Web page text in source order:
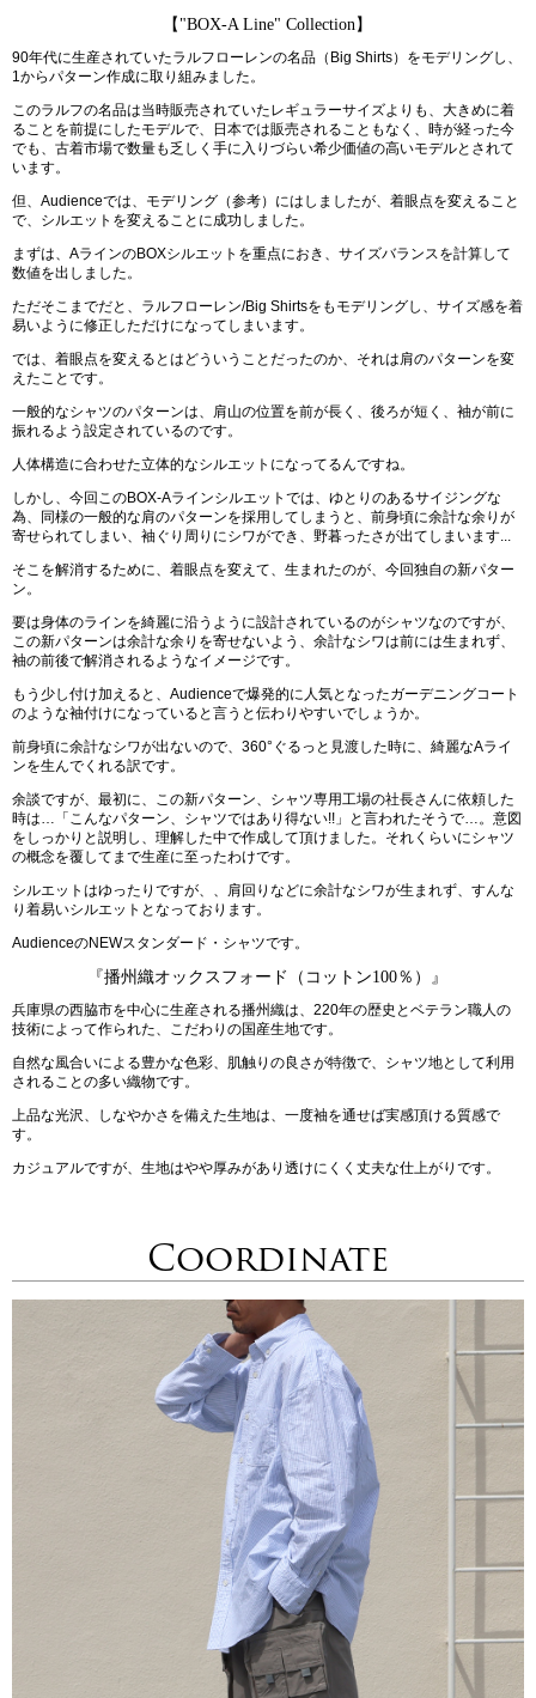
【"BOX-A Line" Collection】
90年代に生産されていたラルフローレンの名品（Big Shirts）をモデリングし、
1からパターン作成に取り組みました。
このラルフの名品は当時販売されていたレギュラーサイズよりも、大きめに着
ることを前提にしたモデルで、日本では販売されることもなく、時が経った今
でも、古着市場で数量も乏しく手に入りづらい希少価値の高いモデルとされて
います。
但、Audienceでは、モデリング（参考）にはしましたが、着眼点を変えること
で、シルエットを変えることに成功しました。
まずは、AラインのBOXシルエットを重点におき、サイズバランスを計算して
数値を出しました。
ただそこまでだと、ラルフローレン/Big Shirtsをもモデリングし、サイズ感を着
易いように修正しただけになってしまいます。
では、着眼点を変えるとはどういうことだったのか、それは肩のパターンを変
えたことです。
一般的なシャツのパターンは、肩山の位置を前が長く、後ろが短く、袖が前に
振れるよう設定されているのです。
人体構造に合わせた立体的なシルエットになってるんですね。
しかし、今回このBOX-Aラインシルエットでは、ゆとりのあるサイジングな
為、同様の一般的な肩のパターンを採用してしまうと、前身頃に余計な余りが
寄せられてしまい、袖ぐり周りにシワができ、野暮ったさが出てしまいます...
そこを解消するために、着眼点を変えて、生まれたのが、今回独自の新パター
ン。
要は身体のラインを綺麗に沿うように設計されているのがシャツなのですが、
この新パターンは余計な余りを寄せないよう、余計なシワは前には生まれず、
袖の前後で解消されるようなイメージです。
もう少し付け加えると、Audienceで爆発的に人気となったガーデニングコート
のような袖付けになっていると言うと伝わりやすいでしょうか。
前身頃に余計なシワが出ないので、360°ぐるっと見渡した時に、綺麗なAライ
ンを生んでくれる訳です。
余談ですが、最初に、この新パターン、シャツ専用工場の社長さんに依頼した
時は…「こんなパターン、シャツではあり得ない!!」と言われたそうで…。意図
をしっかりと説明し、理解した中で作成して頂けました。それくらいにシャツ
の概念を覆してまで生産に至ったわけです。
シルエットはゆったりですが、、肩回りなどに余計なシワが生まれず、すんな
り着易いシルエットとなっております。
AudienceのNEWスタンダード・シャツです。
『播州織オックスフォード（コットン100％）』
兵庫県の西脇市を中心に生産される播州織は、220年の歴史とベテラン職人の
技術によって作られた、こだわりの国産生地です。
自然な風合いによる豊かな色彩、肌触りの良さが特徴で、シャツ地として利用
されることの多い織物です。
上品な光沢、しなやかさを備えた生地は、一度袖を通せば実感頂ける質感で
す。
カジュアルですが、生地はやや厚みがあり透けにくく丈夫な仕上がりです。
Coordinate